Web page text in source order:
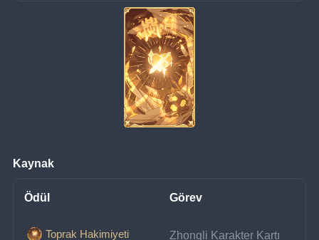
Kaynak
Ödül Görev
Toprak Hakimiyeti Zhongli Karakter Kartı